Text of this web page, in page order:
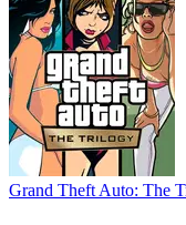
Grand Theft Auto: The